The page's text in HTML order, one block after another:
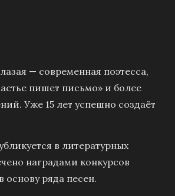
— современная поэтесса,
пишет письмо» и более
Уже 15 лет успешно создаёт
в литературных
наградами конкурсов
основу ряда песен.